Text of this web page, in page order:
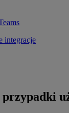
integracje